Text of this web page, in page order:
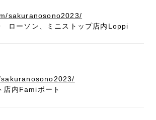
sakuranosono2023/
ローソン、ミニストップ店内Loppi
店内Famiポート